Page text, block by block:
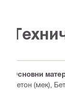
Основни
Бетон (мек),